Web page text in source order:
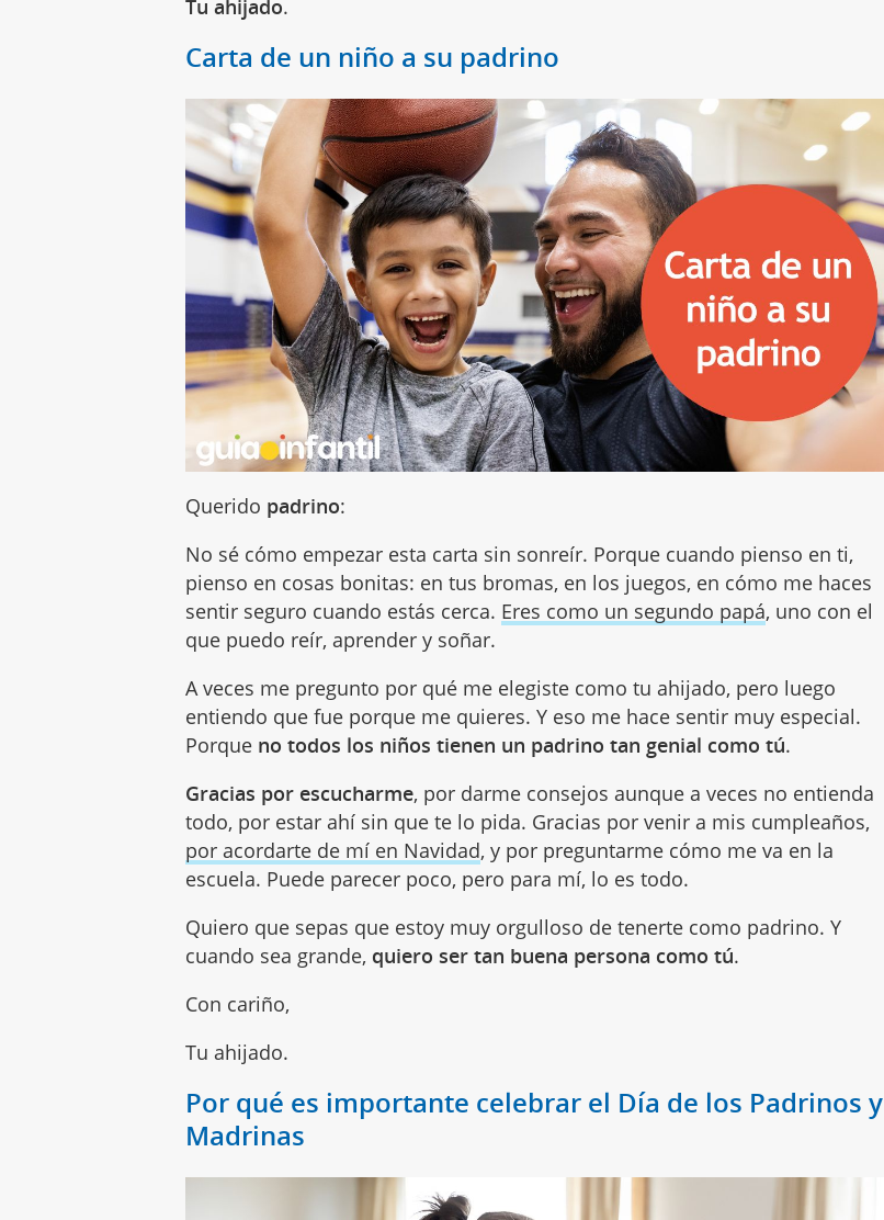
Tu ahijado.
Carta de un niño a su padrino
Querido padrino:
No sé cómo empezar esta carta sin sonreír. Porque cuando pienso en ti,
pienso en cosas bonitas: en tus bromas, en los juegos, en cómo me haces
sentir seguro cuando estás cerca. Eres como un segundo papá, uno con el
que puedo reír, aprender y soñar.
A veces me pregunto por qué me elegiste como tu ahijado, pero luego
entiendo que fue porque me quieres. Y eso me hace sentir muy especial.
Porque no todos los niños tienen un padrino tan genial como tú.
Gracias por escucharme, por darme consejos aunque a veces no entienda
todo, por estar ahí sin que te lo pida. Gracias por venir a mis cumpleaños,
por acordarte de mí en Navidad, y por preguntarme cómo me va en la
escuela. Puede parecer poco, pero para mí, lo es todo.
Quiero que sepas que estoy muy orgulloso de tenerte como padrino. Y
cuando sea grande, quiero ser tan buena persona como tú.
Con cariño,
Tu ahijado.
Por qué es importante celebrar el Día de los Padrinos y
Madrinas